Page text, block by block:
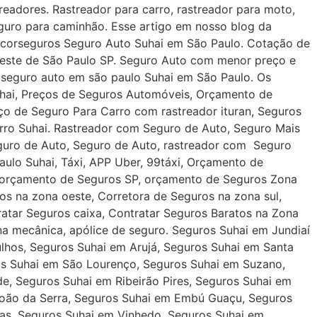
Rastreador para carro, rastreador para moto,
para caminhão. Esse artigo em nosso blog da
Seguro Auto Suhai em São Paulo. Cotação de
de São Paulo SP. Seguro Auto com menor preço e
auto em são paulo Suhai em São Paulo. Os
Preços de Seguros Automóveis, Orçamento de
de Seguro Para Carro com rastreador ituran, Seguros
Suhai. Rastreador com Seguro de Auto, Seguro Mais
de Auto, Seguro de Auto, rastreador com Seguro
Suhai, Táxi, APP Uber, 99táxi, Orçamento de
de Seguros SP, orçamento de Seguros Zona
na zona oeste, Corretora de Seguros na zona sul,
Seguros caixa, Contratar Seguros Baratos na Zona
mecânica, apólice de seguro. Seguros Suhai em Jundiaí
Seguros Suhai em Arujá, Seguros Suhai em Santa
em São Lourenço, Seguros Suhai em Suzano,
Seguros Suhai em Ribeirão Pires, Seguros Suhai em
da Serra, Seguros Suhai em Embú Guaçu, Seguros